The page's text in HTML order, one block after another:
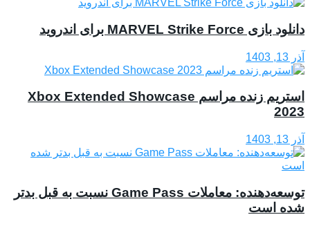
دانلود بازی MARVEL Strike Force برای اندروید
آذر 13, 1403
استریم زنده مراسم Xbox Extended Showcase
2023
آذر 13, 1403
توسعه‌دهنده: معاملات Game Pass نسبت به قبل بدتر
شده‌ است